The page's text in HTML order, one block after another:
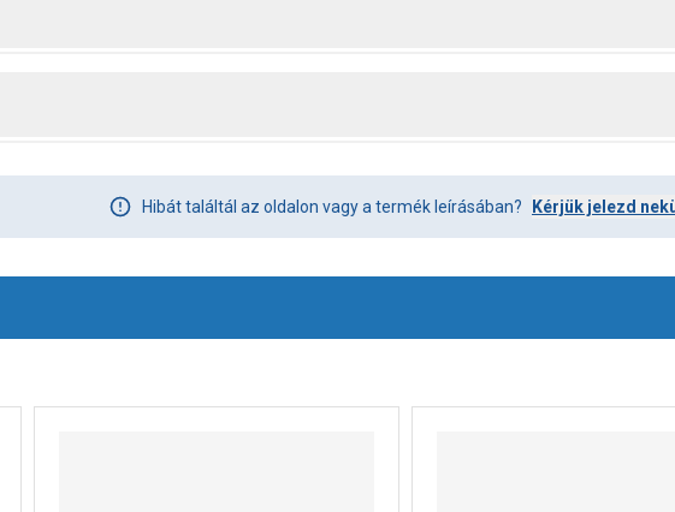
Hibát találtál az oldalon vagy a termék leírásában? Kérjük jelezd